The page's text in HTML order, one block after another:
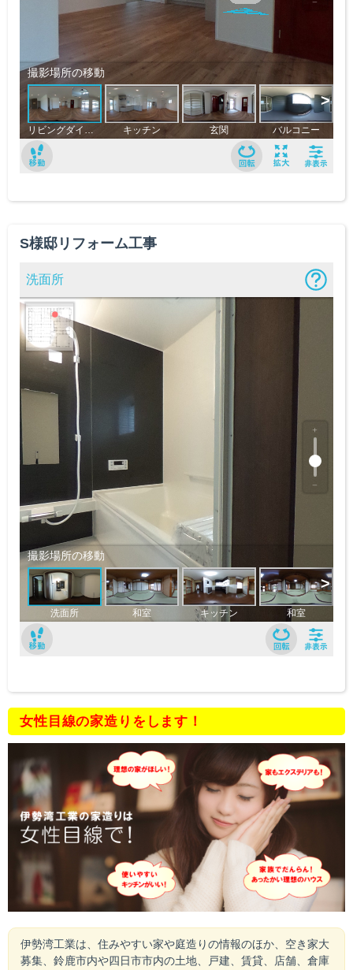
S様邸リフォーム工事
女性目線の家造りをします！
伊勢湾工業は、住みやすい家や庭造りの情報のほか、空き家大
募集、鈴鹿市内や四日市市内の土地、戸建、賃貸、店舗、倉庫